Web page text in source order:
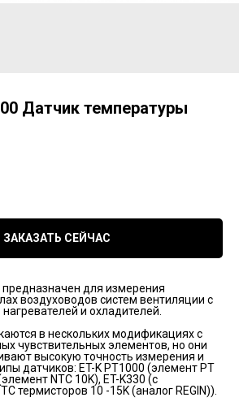
Датчик температуры
ЗАКАЗАТЬ СЕЙЧАС
предназначен для измерения
воздуховодов систем вентиляции с
и охладителей.
в нескольких модификациях с
чувствительных элементов, но они
высокую точность измерения и
датчиков: ET-K PT1000 (элемент PT
NTC 10K), ET-K330 (с
термисторов 10 -15K (аналог REGIN)).